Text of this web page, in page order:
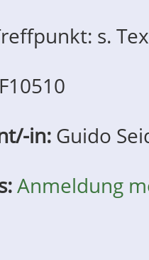
s.
in: Guido
Anmeldung